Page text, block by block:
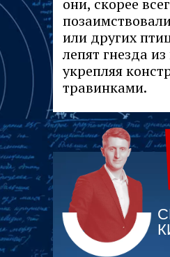
они, скорее
или других
лепят гнезда
укрепляя
травинками.